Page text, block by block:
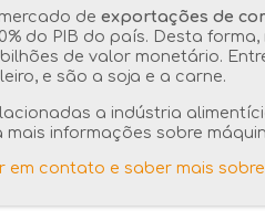
de exportações de
do PIB do país. Desta
de valor monetário.
e são a soja e a carne.
a indústria
mais informações sobre